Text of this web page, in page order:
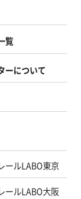
覧
ーについて
ールLABO東京
ールLABO大阪